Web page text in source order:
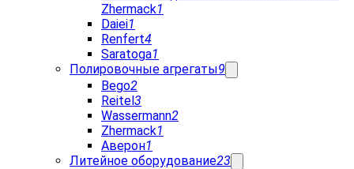
Zhermack1
Daiei1
Renfert4
Saratoga1
Полировочные агрегаты9
Bego2
Reitel3
Wassermann2
Zhermack1
Аверон1
Литейное оборудование23